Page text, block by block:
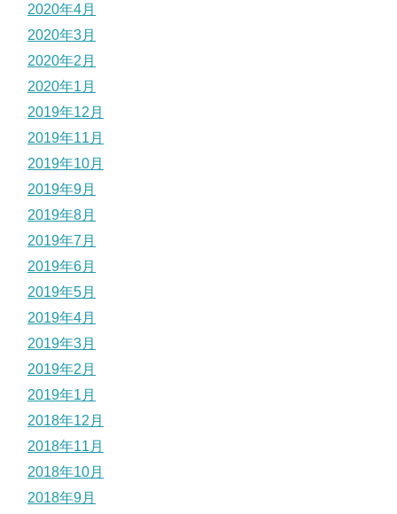
2020年4月
2020年3月
2020年2月
2020年1月
2019年12月
2019年11月
2019年10月
2019年9月
2019年8月
2019年7月
2019年6月
2019年5月
2019年4月
2019年3月
2019年2月
2019年1月
2018年12月
2018年11月
2018年10月
2018年9月